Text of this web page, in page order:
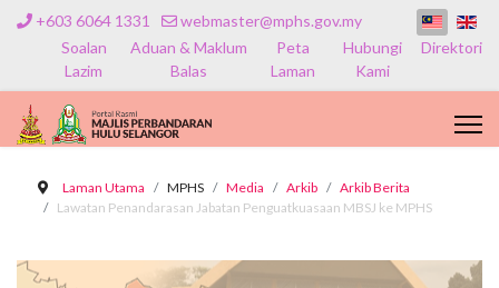
+603 6064 1331
webmaster@mphs.gov.my
Soalan
Lazim
Aduan & Maklum
Balas
Peta
Laman
Hubungi
Kami
Direktori
Laman Utama MPHS Media Arkib
Arkib Berita
Lawatan Penandarasan Jabatan Penguatkuasaan MBSJ ke MPHS